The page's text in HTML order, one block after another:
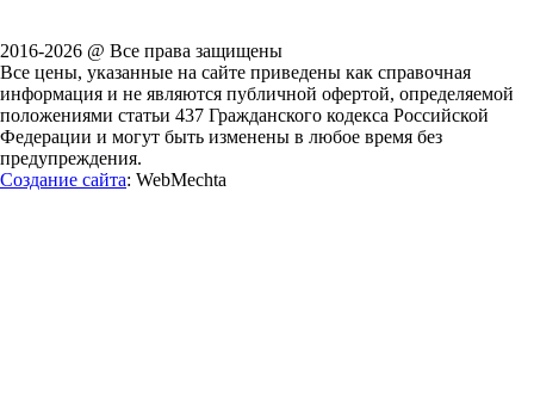
2016-2026 @ Все права защищены
Все цены, указанные на сайте приведены как справочная
информация и не являются публичной офертой, определяемой
положениями статьи 437 Гражданского кодекса Российской
Федерации и могут быть изменены в любое время без
предупреждения.
Создание сайта: WebMechta